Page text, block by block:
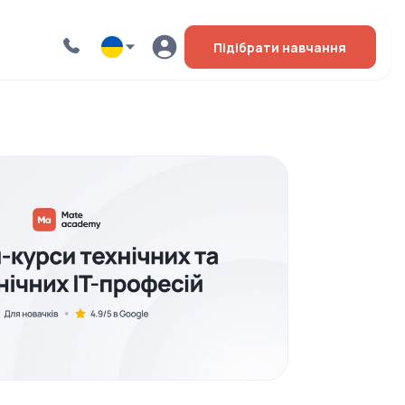
Підібрати навчання